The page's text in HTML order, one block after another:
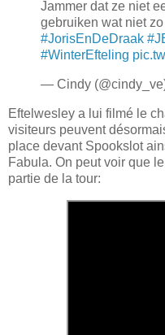
Jammer dat ze niet
gebruiken wat niet
#JorisEnDeDraak
#WinterEfteling
— Cindy
Eftelwesley a lui filmé le
visiteurs peuvent
place devant Spookslot
Fabula. On peut voir que
partie de la tour: